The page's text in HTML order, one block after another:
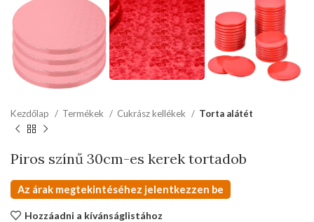
Kezdőlap Termékek Cukrász kellékek Torta alátét
Piros színű 30cm-es kerek tortadob
Az árak megtekintéséhez jelentkezzen be
Hozzáadni a kívánságlistához